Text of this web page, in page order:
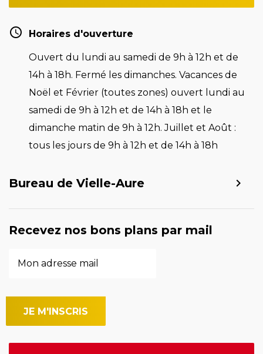
Horaires d'ouverture
Ouvert du lundi au samedi de 9h à 12h et de
14h à 18h. Fermé les dimanches. Vacances de
Noël et Février (toutes zones) ouvert lundi au
samedi de 9h à 12h et de 14h à 18h et le
dimanche matin de 9h à 12h. Juillet et Août :
tous les jours de 9h à 12h et de 14h à 18h
Bureau de Vielle-Aure
Recevez nos bons plans par mail